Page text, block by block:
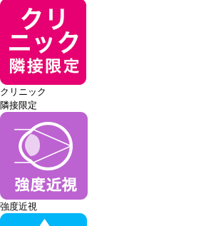
クリニック
隣接限定
強度近視